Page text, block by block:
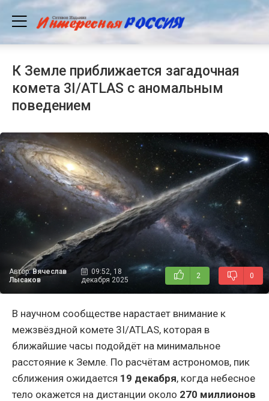
К Земле приближается загадочная
комета 3I/ATLAS с аномальным
поведением
Автор:Вячеслав
Лысаков
09:52, 18
декабря 2025
2 0
В научном сообществе нарастает внимание к
межзвёздной комете 3I/ATLAS, которая в
ближайшие часы подойдёт на минимальное
расстояние к Земле. По расчётам астрономов, пик
сближения ожидается 19 декабря, когда небесное
тело окажется на дистанции около 270 миллионов